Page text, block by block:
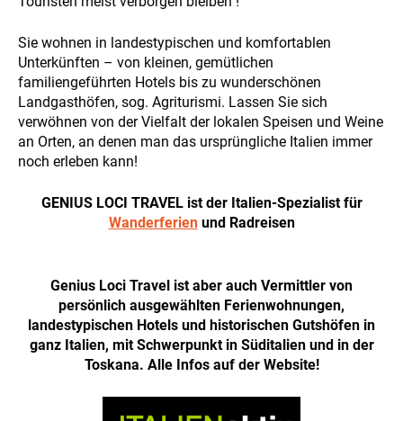
NEWS
Sie wohnen in landestypischen und komfortablen
Unterkünften – von kleinen, gemütlichen
familiengeführten Hotels bis zu wunderschönen
Landgasthöfen, sog. Agriturismi. Lassen Sie sich
verwöhnen von der Vielfalt der lokalen Speisen und Weine
an Orten, an denen man das ursprüngliche Italien immer
noch erleben kann!
GENIUS LOCI TRAVEL ist der Italien-Spezialist für
Wanderferienund Radreisen
Genius Loci Travel ist aber auch Vermittler von
persönlich ausgewählten Ferienwohnungen,
landestypischen Hotels und historischen Gutshöfen in
ganz Italien, mit Schwerpunkt in Süditalien und in der
Toskana. Alle Infos auf der Website!